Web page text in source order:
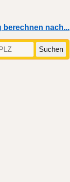
berechnen nach...